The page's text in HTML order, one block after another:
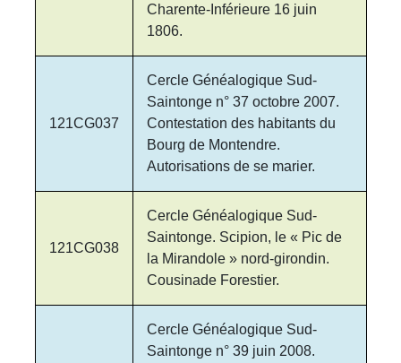
Charente-Inférieure 16 juin
1806.
121CG037
Cercle Généalogique Sud-
Saintonge n° 37 octobre 2007.
Contestation des habitants du
Bourg de Montendre.
Autorisations de se marier.
121CG038
Cercle Généalogique Sud-
Saintonge. Scipion, le « Pic de
la Mirandole » nord-girondin.
Cousinade Forestier.
Cercle Généalogique Sud-
Saintonge n° 39 juin 2008.